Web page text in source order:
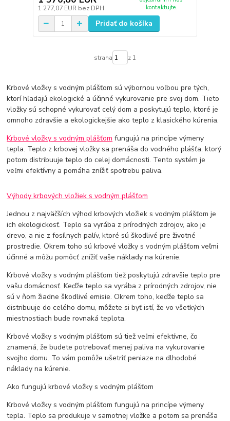
1 277,07 EUR bez DPH
kontaktujte.
Pridať do košíka
strana z 1
Krbové vložky s vodným plášťom sú výbornou voľbou pre tých,
ktorí hľadajú ekologické a účinné vykurovanie pre svoj dom. Tieto
vložky sú schopné vykurovať celý dom a poskytujú teplo, ktoré je
omnoho zdravšie a ekologickejšie ako teplo z klasického kúrenia.
Krbové vložky s vodným plášťom fungujú na princípe výmeny
tepla. Teplo z krbovej vložky sa prenáša do vodného plášťa, ktorý
potom distribuuje teplo do celej domácnosti. Tento systém je
veľmi efektívny a pomáha znížiť spotrebu paliva.
Výhody krbových vložiek s vodným plášťom
Jednou z najväčších výhod krbových vložiek s vodným plášťom je
ich ekologickosť. Teplo sa vyrába z prírodných zdrojov, ako je
drevo, a nie z fosílnych palív, ktoré sú škodlivé pre životné
prostredie. Okrem toho sú krbové vložky s vodným plášťom veľmi
účinné a môžu pomôcť znížiť vaše náklady na kúrenie.
Krbové vložky s vodným plášťom tiež poskytujú zdravšie teplo pre
vašu domácnosť. Keďže teplo sa vyrába z prírodných zdrojov, nie
sú v ňom žiadne škodlivé emisie. Okrem toho, keďže teplo sa
distribuuje do celého domu, môžete si byť istí, že vo všetkých
miestnostiach bude rovnaká teplota.
Krbové vložky s vodným plášťom sú tiež veľmi efektívne, čo
znamená, že budete potrebovať menej paliva na vykurovanie
svojho domu. To vám pomôže ušetriť peniaze na dlhodobé
náklady na kúrenie.
Ako fungujú krbové vložky s vodným plášťom
Krbové vložky s vodným plášťom fungujú na princípe výmeny
tepla. Teplo sa produkuje v samotnej vložke a potom sa prenáša